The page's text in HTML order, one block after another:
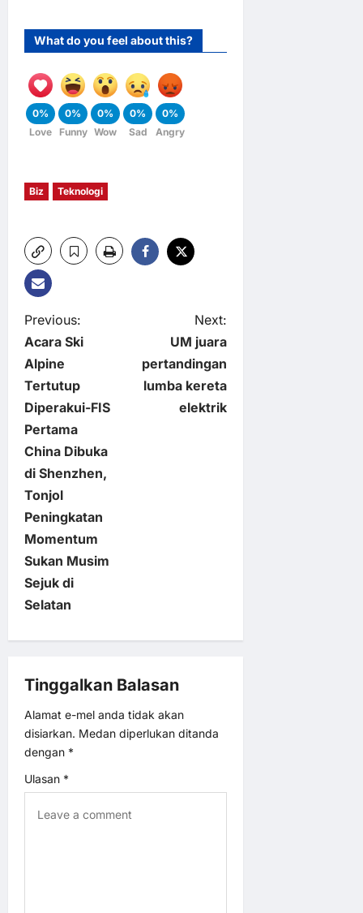
What do you feel about this?
0%
Love
0%
Funny
0%
Wow
0%
Sad
0%
Angry
Biz Teknologi
P
o
s
t
n
a
v
i
g
t
i
o
n
Previous:
Acara Ski
Alpine
Tertutup
Diperakui-FIS
Pertama
China Dibuka
di Shenzhen,
Tonjol
Peningkatan
Momentum
Sukan Musim
Sejuk di
Selatan
Next:
UM juara
pertandingan
lumba kereta
elektrik
Tinggalkan Balasan
Alamat e-mel anda tidak akan
disiarkan. Medan diperlukan ditanda
dengan *
Ulasan *